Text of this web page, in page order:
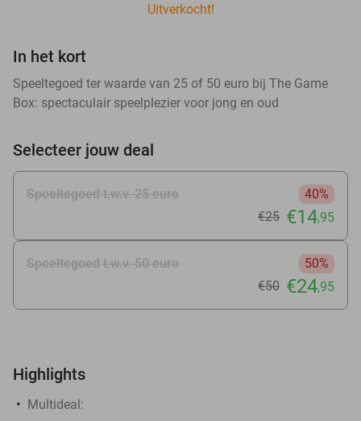
Uitverkocht!
In het kort
Speeltegoed ter waarde van 25 of 50 euro bij The Game
Box: spectaculair speelplezier voor jong en oud
Selecteer jouw deal
Speeltegoed t.w.v. 25 euro
40%
€25 €14,95
Speeltegoed t.w.v. 50 euro
50%
€50 €24,95
Highlights
Multideal: